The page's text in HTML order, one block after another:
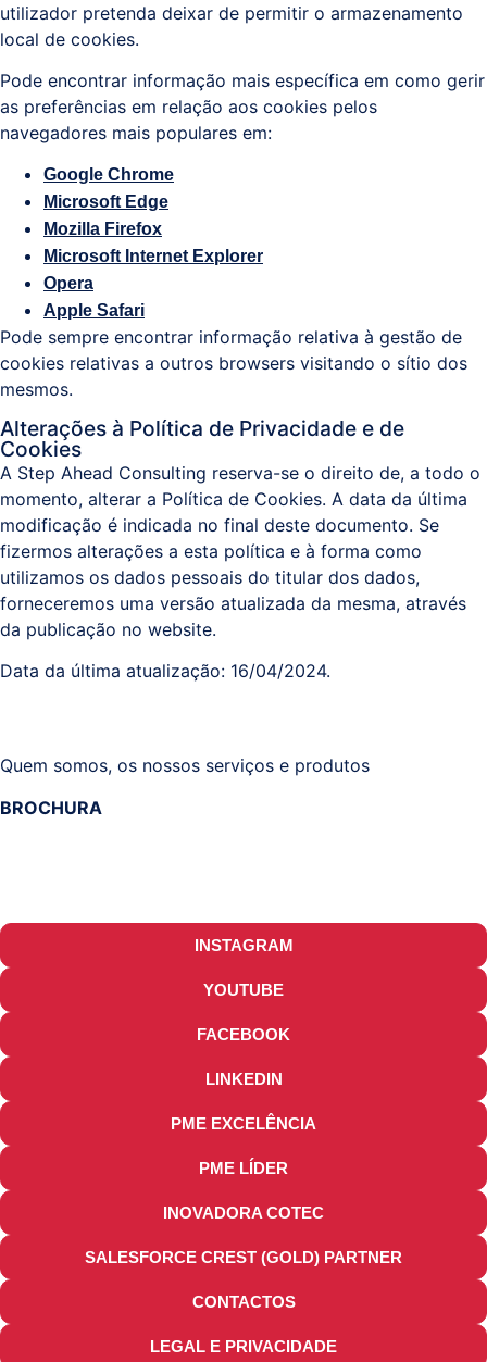
utilizador pretenda deixar de permitir o armazenamento
local de cookies.
Pode encontrar informação mais específica em como gerir
as preferências em relação aos cookies pelos
navegadores mais populares em:
Google Chrome
Microsoft Edge
Mozilla Firefox
Microsoft Internet Explorer
Opera
Apple Safari
Pode sempre encontrar informação relativa à gestão de
cookies relativas a outros browsers visitando o sítio dos
mesmos.
Alterações à Política de Privacidade e de
Cookies
A Step Ahead Consulting reserva-se o direito de, a todo o
momento, alterar a Política de Cookies. A data da última
modificação é indicada no final deste documento. Se
fizermos alterações a esta política e à forma como
utilizamos os dados pessoais do titular dos dados,
forneceremos uma versão atualizada da mesma, através
da publicação no website.
Data da última atualização: 16/04/2024.
Quem somos, os nossos serviços e produtos
BROCHURA
INSTAGRAM
YOUTUBE
FACEBOOK
LINKEDIN
PME EXCELÊNCIA
PME LÍDER
INOVADORA COTEC
SALESFORCE CREST (GOLD) PARTNER
CONTACTOS
LEGAL E PRIVACIDADE